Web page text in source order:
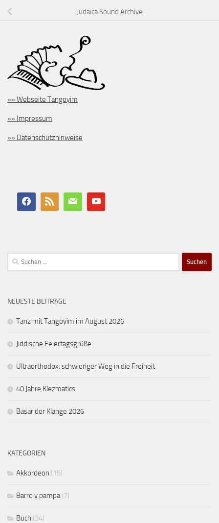
Judaica Sound Archive
»» Webseite Tangoyim
»» Impressum
»» Datenschutzhinweise
Suchen
nach:
NEUESTE BEITRÄGE
Tanz mit Tangoyim im August 2026
Jiddische Feiertagsgrüße
Ultraorthodox: schwieriger Weg in die Freiheit
40 Jahre Klezmatics
Basar der Klänge 2026
KATEGORIEN
Akkordeon (15)
Barro y pampa(7)
Buch (34)